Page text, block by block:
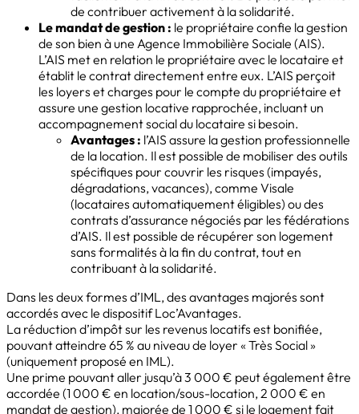
de contribuer activement à la solidarité.
Le mandat de gestion : le propriétaire confie la gestion
de son bien à une Agence Immobilière Sociale (AIS).
L’AIS met en relation le propriétaire avec le locataire et
établit le contrat directement entre eux. L’AIS perçoit
les loyers et charges pour le compte du propriétaire et
assure une gestion locative rapprochée, incluant un
accompagnement social du locataire si besoin.
Avantages : l’AIS assure la gestion professionnelle
de la location. Il est possible de mobiliser des outils
spécifiques pour couvrir les risques (impayés,
dégradations, vacances), comme Visale
(locataires automatiquement éligibles) ou des
contrats d’assurance négociés par les fédérations
d’AIS. Il est possible de récupérer son logement
sans formalités à la fin du contrat, tout en
contribuant à la solidarité.
Dans les deux formes d’IML, des avantages majorés sont
accordés avec le dispositif Loc’Avantages.
La réduction d’impôt sur les revenus locatifs est bonifiée,
pouvant atteindre 65 % au niveau de loyer « Très Social »
(uniquement proposé en IML).
Une prime pouvant aller jusqu’à 3 000 € peut également être
accordée (1 000 € en location/sous-location, 2 000 € en
mandat de gestion), majorée de 1 000 € si le logement fait